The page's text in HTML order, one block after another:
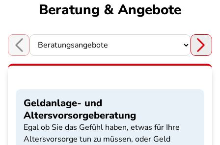
Beratung & Angebote
Choose a section
Geldanlage- und
Altersvorsorgeberatung
Egal ob Sie das Gefühl haben, etwas für Ihre
Altersvorsorge tun zu müssen, oder Geld